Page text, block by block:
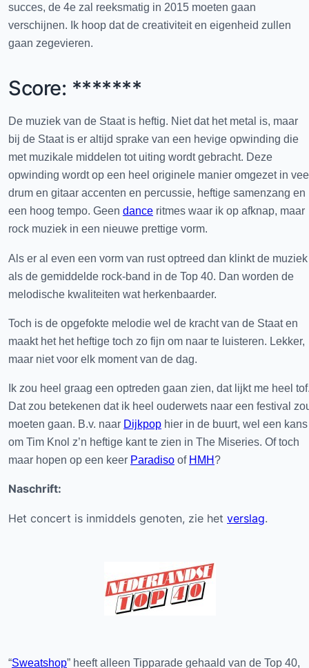
succes, de 4e zal reeksmatig in 2015 moeten gaan
verschijnen. Ik hoop dat de creativiteit en eigenheid zullen
gaan zegevieren.
Score: *******
De muziek van de Staat is heftig. Niet dat het metal is, maar
bij de Staat is er altijd sprake van een hevige opwinding die
met muzikale middelen tot uiting wordt gebracht. Deze
opwinding wordt op een heel originele manier omgezet in
drum en gitaar accenten en percussie, heftige samenzang en
een hoog tempo. Geen dance ritmes waar ik op afknap, maar
rock muziek in een nieuwe prettige vorm.
Als er al even een vorm van rust optreed dan klinkt de muziek
als de gemiddelde rock-band in de Top 40. Dan worden de
melodische kwaliteiten wat herkenbaarder.
Toch is de opgefokte melodie wel de kracht van de Staat en
maakt het het heftige toch zo fijn om naar te luisteren. Lekker,
maar niet voor elk moment van de dag.
Ik zou heel graag een optreden gaan zien, dat lijkt me heel
Dat zou betekenen dat ik heel ouderwets naar een festival
moeten gaan. B.v. naar Dijkpop hier in de buurt, wel een kans
om Tim Knol z’n heftige kant te zien in The Miseries. Of toch
maar hopen op een keer Paradiso of HMH ?
Naschrift:
Het concert is inmiddels genoten, zie het verslag.
“Sweatshop” heeft alleen Tipparade gehaald van de Top 40,